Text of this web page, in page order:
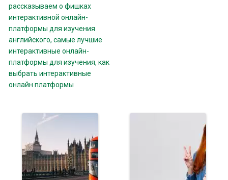
рассказываем о фишках
интерактивной онлайн-
платформы для изучения
английского, самые лучшие
интерактивные онлайн-
платформы для изучения, как
выбрать интерактивные
онлайн платформы